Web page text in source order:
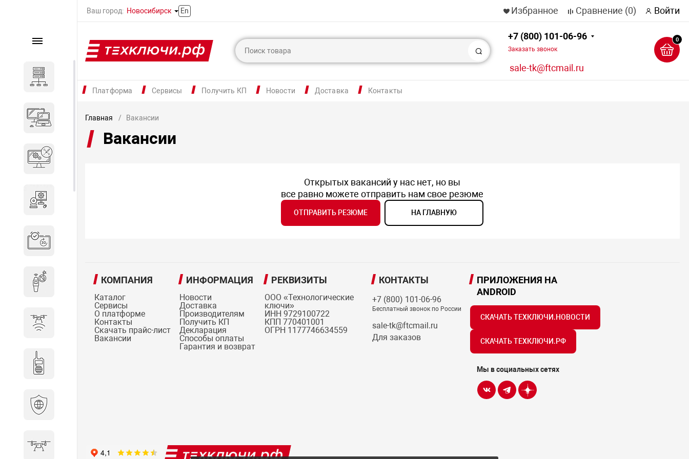
Ваш город: Новосибирск En Избранное Сравнение (0) Войти
Поиск
+7 (800) 101-06-96
Заказать звонок
sale-tk@ftcmail.ru
0
Платформа Сервисы Получить КП Новости Доставка Контакты
Каталог
Компьютеры и ноутбуки
Комплектующие для
Досмотровое оборудование
Защита от БПЛА
Главная Вакансии
Вакансии
Открытых вакансий у нас нет, но вы
все равно можете отправить нам свое резюме
ОТПРАВИТЬ РЕЗЮМЕ НА ГЛАВНУЮ
КОМПАНИЯ
Каталог
Сервисы
О платформе
Контакты
Скачать прайс-лист
Вакансии
ИНФОРМАЦИЯ
Новости
Доставка
Производителям
Получить КП
Декларация
Способы оплаты
Гарантия и возврат
РЕКВИЗИТЫ
ООО «Технологические
ключи»
ИНН 9729100722
КПП 770401001
ОГРН 1177746634559
КОНТАКТЫ
+7 (800) 101-06-96
Бесплатный звонок по России
sale-tk@ftcmail.ru
Для заказов
ПРИЛОЖЕНИЯ НА
ANDROID
СКАЧАТЬ ТЕХКЛЮЧИ.НОВОСТИ
СКАЧАТЬ ТЕХКЛЮЧИ.РФ
Мы в социальных сетях